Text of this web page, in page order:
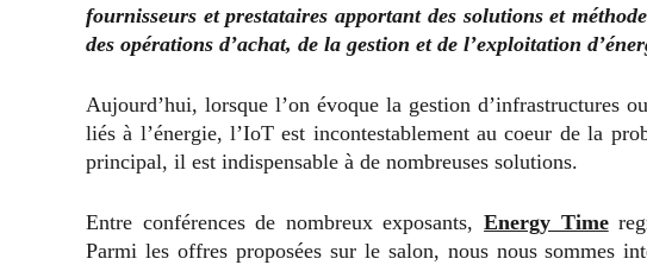
fournisseurs et prestataires apportant des solutions et
des opérations d’achat, de la gestion et de l’exploitation
Aujourd’hui, lorsque l’on évoque la gestion d’infrastructures
liés à l’énergie, l’IoT est incontestablement au coeur de la
principal, il est indispensable à de nombreuses solutions.
Entre conférences de nombreux exposants,Energy Time
Parmi les offres proposées sur le salon, nous nous sommes